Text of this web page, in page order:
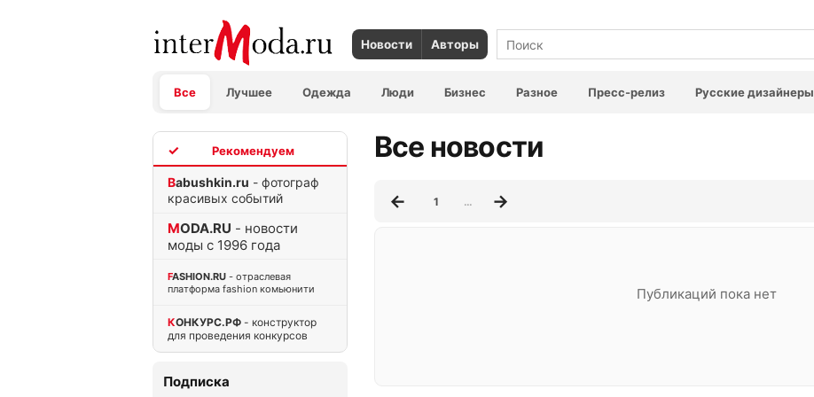
Новости Авторы
Все Лучшее Одежда Люди Бизнес Разное Пресс-релиз Русские дизайнеры
Babushkin.ru - фотограф
красивых событий
MODA.RU - новости
моды с 1996 года
FASHION.RU - отраслевая
платформа fashion комьюнити
КОНКУРС.РФ - конструктор
для проведения конкурсов
Подписка
Все новости
1 …
Публикаций пока нет